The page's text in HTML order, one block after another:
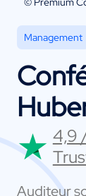
Management
4,9
Auditeur